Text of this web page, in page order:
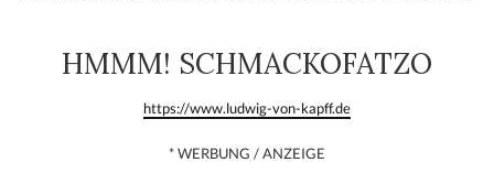
HMMM! SCHMACKOFATZO
https://www.ludwig-von-kapff.de
* WERBUNG / ANZEIGE